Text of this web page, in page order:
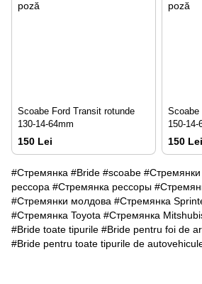
Scoabe Ford Transit rotunde
130-14-64mm
150 Lei
Scoabe
150-14-
150 Lei
#Стремянка #Bride #scoabe
рессора #Стремянка рессоры
#Стремянки молдова #Стремянка
#Стремянка Toyota #Стремянка
#Bride toate tipurile #Bride pentru foi de
#Bride pentru toate tipurile de